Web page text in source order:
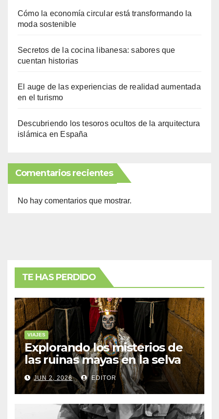
Cómo la economía circular está transformando la
moda sostenible
Secretos de la cocina libanesa: sabores que
cuentan historias
El auge de las experiencias de realidad aumentada
en el turismo
Descubriendo los tesoros ocultos de la arquitectura
islámica en España
Comentarios recientes
No hay comentarios que mostrar.
TE HAS PERDIDO
VIAJES
Explorando los misterios de
las ruinas mayas en la selva
de Yucatán
JUN 2, 2026 EDITOR